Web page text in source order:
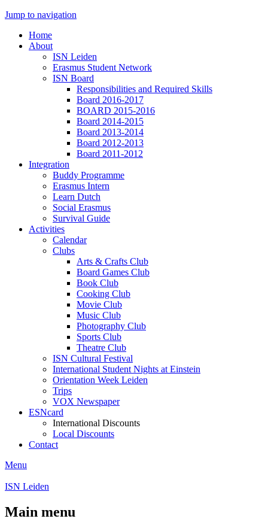
Jump to navigation
Home
About
ISN Leiden
Erasmus Student Network
ISN Board
Responsibilities and Required Skills
Board 2016-2017
BOARD 2015-2016
Board 2014-2015
Board 2013-2014
Board 2012-2013
Board 2011-2012
Integration
Buddy Programme
Erasmus Intern
Learn Dutch
Social Erasmus
Survival Guide
Activities
Calendar
Clubs
Arts & Crafts Club
Board Games Club
Book Club
Cooking Club
Movie Club
Music Club
Photography Club
Sports Club
Theatre Club
ISN Cultural Festival
International Student Nights at Einstein
Orientation Week Leiden
Trips
VOX Newspaper
ESNcard
International Discounts
Local Discounts
Contact
Menu
ISN Leiden
Main menu